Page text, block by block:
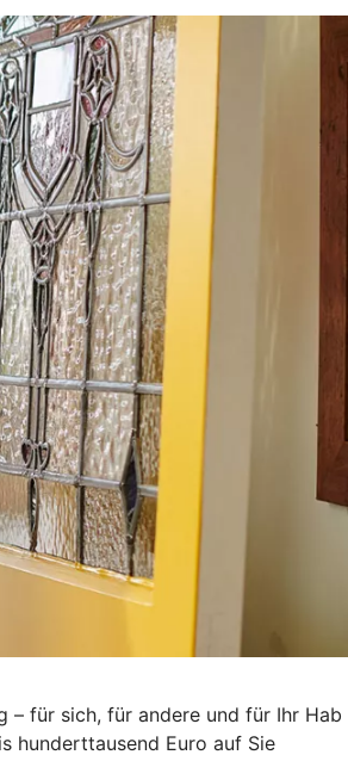
– für sich, für andere und für Ihr Hab
hunderttausend Euro auf Sie